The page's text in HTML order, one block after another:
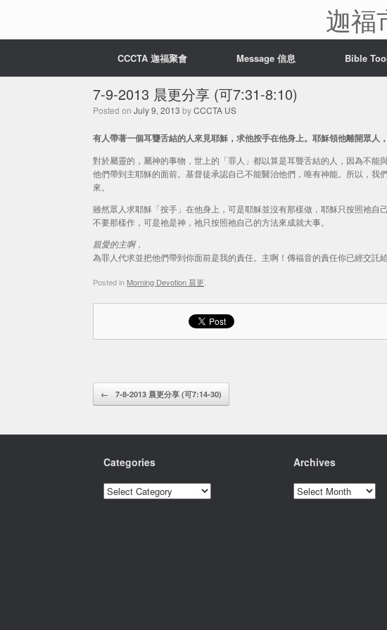
迦福
CCCTA 迦福聚會 Message 信息 Bible
7-9-2013 晨更分享 (可7:31-8:10)
Posted on July 9, 2013 byCCCTA US
有人帶著一個耳聾舌結的人來見耶穌，求他按手在他身上。耶穌領他離開眾
對於屬靈的，屬神的事物，世上的「罪人」都以算是耳聾舌結的人，因為不
他們帶到主耶穌的面前。基督徒承認自己不能醫治他們，唯有神能。所以，
來。
雖然眾人求耶穌「按手」在他身上，可是耶穌並沒有那樣做，耶穌只按照祂自
不要那樣作，可是祂是神，祂只按照祂自己的方法來成就大事。
親愛的主啊，
為罪人代求並把他們帶到你面前是我的責任。主啊！傳福音的責任你已經交託
Posted in Morning Devotion 晨更
Post navigation
← 7-8-2013 晨更分享 (可7:14-30)
Categories
Categories
Archives
Archives